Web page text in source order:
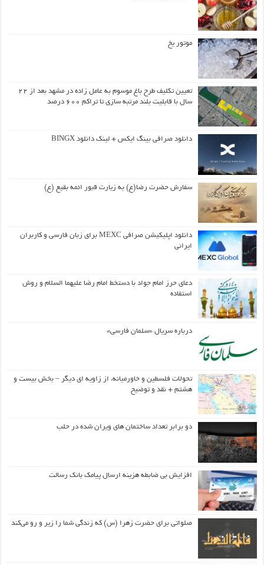
موتور یخ
تعیین تکلیف طرح باغ موسوم به عامل زاده در مشهد بعد از ۲۲
سال با قابلیت بلند مرتبه سازی تا تراکم ۶۰۰ درصد
دانلود صرافی بینگ ایکس + لینک دانلود BINGX
سفارش حضرت رضا(ع) به زیارت قبور ائمه بقیع (ع)
دانلود اپلیکیشن صرافی MEXC برای زبان فارسی و کاربران
ایرانی
دعای حرز امام جواد با دستخط امام رضا علیهما السلام و روش
استفاده
درباره سریال «سلمان فارسی»
تحولات فلسطین و خاورمیانه، از زاویه ای دیگر – بخش بیست و
هشتم + نقد و توضیح
دو برابر تعداد ساختمان های ویران شده در حلب
افزایش بی ضابطه هزینه ارسال پیامک بانک رسالت
صلواتی برای حضرت زهرا (س) که زندگی شما را زیر و رو می‌کند